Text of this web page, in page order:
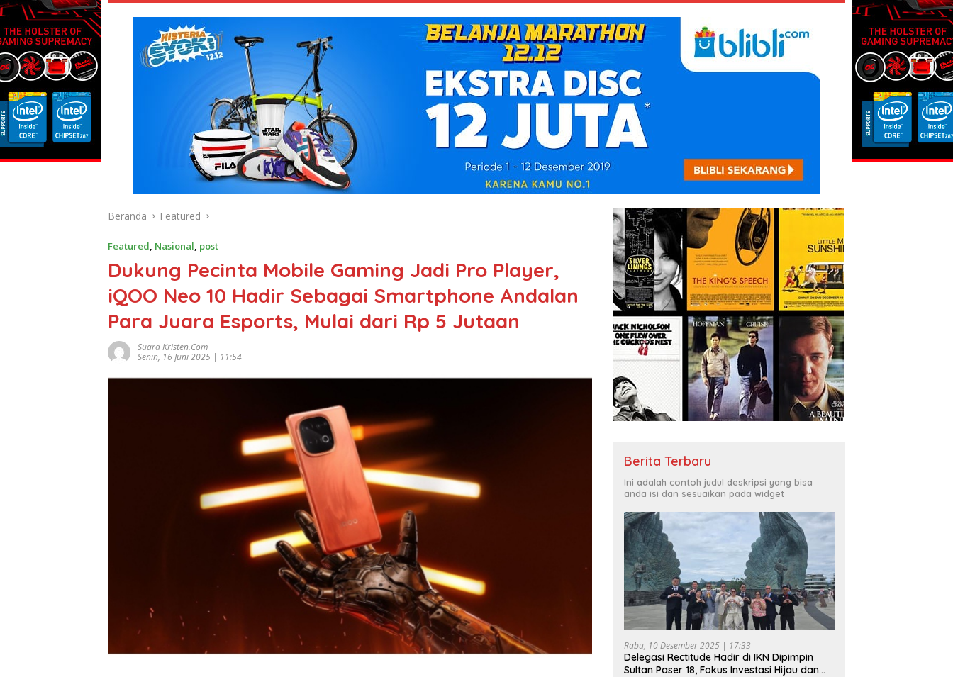
Beranda Featured
Featured, Nasional, post
Dukung Pecinta Mobile Gaming Jadi Pro Player,
iQOO Neo 10 Hadir Sebagai Smartphone Andalan
Para Juara Esports, Mulai dari Rp 5 Jutaan
Suara Kristen.com
Senin, 16 Juni 2025 | 11:54
Berita Terbaru
Ini adalah contoh judul deskripsi yang bisa
anda isi dan sesuaikan pada widget
Rabu, 10 Desember 2025 | 17:33
Delegasi Rectitude Hadir di IKN Dipimpin
Sultan Paser 18, Fokus Investasi Hijau dan